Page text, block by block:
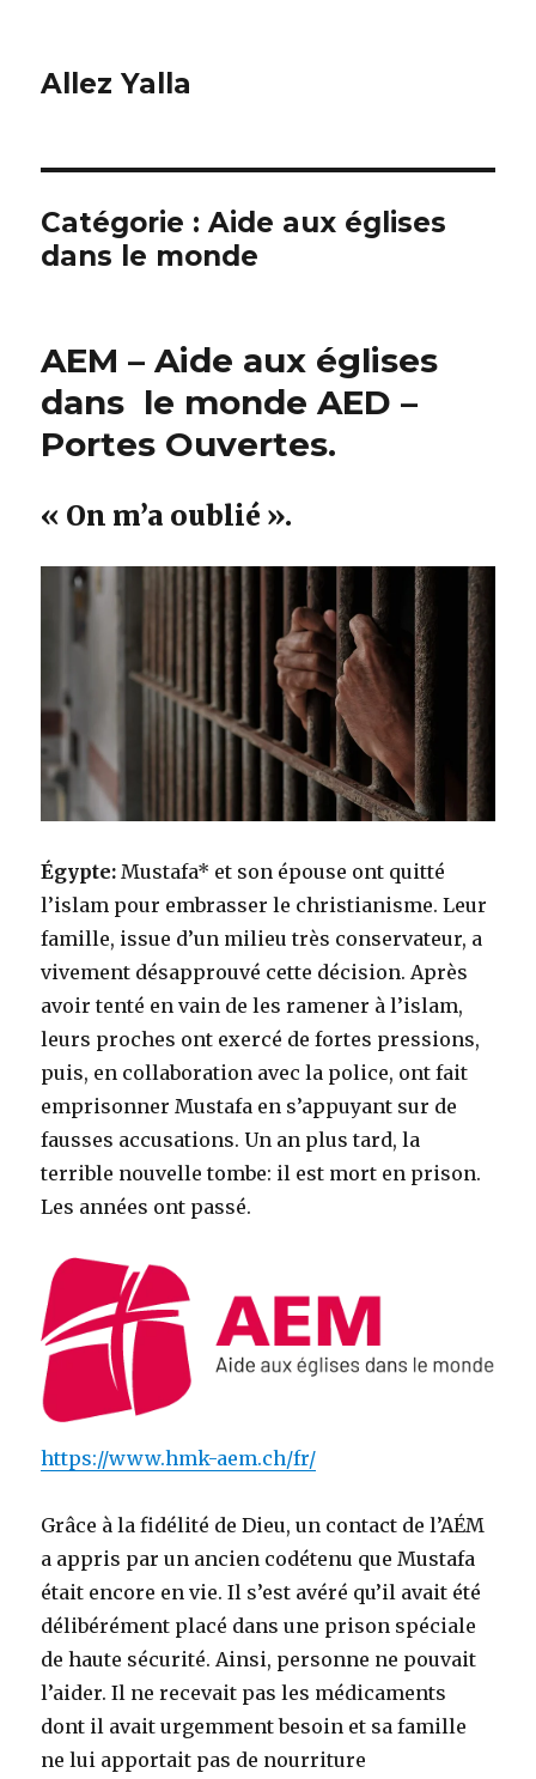
Allez Yalla
Catégorie :Aide aux églises
dans le monde
AEM – Aide aux églises
dans le monde AED –
Portes Ouvertes.
« On m’a oublié ».
Égypte: Mustafa* et son épouse ont quitté
l’islam pour embrasser le christianisme. Leur
famille, issue d’un milieu très conservateur, a
vivement désapprouvé cette décision. Après
avoir tenté en vain de les ramener à l’islam,
leurs proches ont exercé de fortes pressions,
puis, en collaboration avec la police, ont fait
emprisonner Mustafa en s’appuyant sur de
fausses accusations. Un an plus tard, la
terrible nouvelle tombe: il est mort en prison.
Les années ont passé.
https://www.hmk-aem.ch/fr/
Grâce à la fidélité de Dieu, un contact de l’AÉM
a appris par un ancien codétenu que Mustafa
était encore en vie. Il s’est avéré qu’il avait été
délibérément placé dans une prison spéciale
de haute sécurité. Ainsi, personne ne pouvait
l’aider. Il ne recevait pas les médicaments
dont il avait urgemment besoin et sa famille
ne lui apportait pas de nourriture